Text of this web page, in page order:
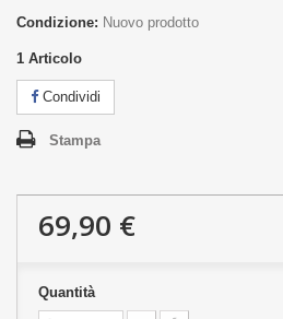
Condizione: Nuovo prodotto
1 Articolo
Condividi
Stampa
69,90 €
Quantità